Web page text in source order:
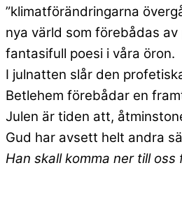
”klimatförändringarna
nya värld som förebådas
fantasifull poesi i våra öron.
I julnatten slår den
Betlehem förebådar en
Julen är tiden att,
Gud har avsett helt andra
Han skall komma ner till